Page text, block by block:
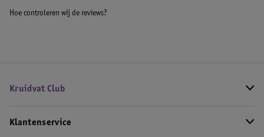
Hoe controleren wij de reviews?
Kruidvat Club
Klantenservice